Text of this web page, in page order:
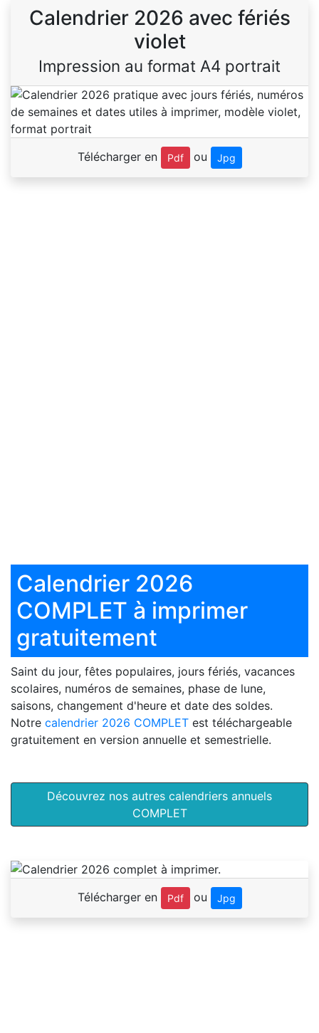
Calendrier 2026 avec fériés
violet
Impression au format A4 portrait
Télécharger en Pdf ou Jpg
Calendrier 2026
COMPLET à imprimer
gratuitement
Saint du jour, fêtes populaires, jours fériés, vacances
scolaires, numéros de semaines, phase de lune,
saisons, changement d'heure et date des soldes.
Notre calendrier 2026 COMPLET est téléchargeable
gratuitement en version annuelle et semestrielle.
Découvrez nos autres calendriers annuels
COMPLET
Télécharger en Pdf ou Jpg